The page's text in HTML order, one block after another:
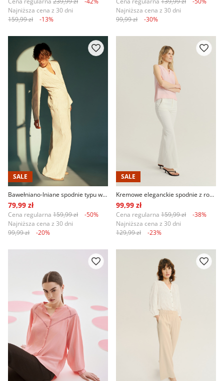
Najniższa cena z 30 dni
159,99 zł
-13%
Najniższa cena z 30 dni
99,99 zł
-30%
SALE
79,99 zł
Cena regularna 159,99 zł
-50%
Najniższa cena z 30 dni
99,99 zł
-20%
SALE
99,99 zł
Cena regularna 159,99 zł
-38%
Najniższa cena z 30 dni
129,99 zł
-23%